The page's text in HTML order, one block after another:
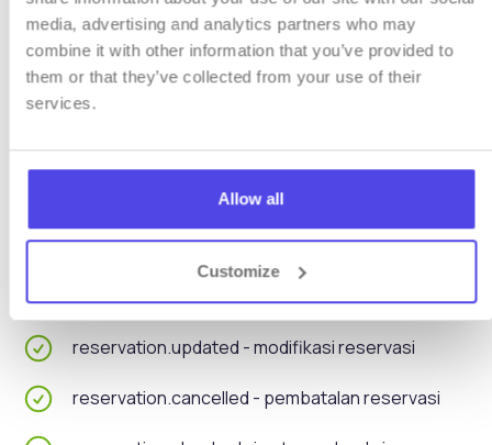
media, advertising and analytics partners who may
combine it with other information that you’ve provided to
them or that they’ve collected from your use of their
services.
Allow all
Customize
WEBHOOKS
Notifikasi waktu nyata
Webhook memungkinkan reaksi otomatis terhadap
peristiwa dalam sistem. Konfigurasikan URL endpoint
dan terima notifikasi mengenai pemesanan baru,
perubahan, dan pembatalan.
reservation.created - reservasi baru
reservation.updated - modifikasi reservasi
reservation.cancelled - pembatalan reservasi